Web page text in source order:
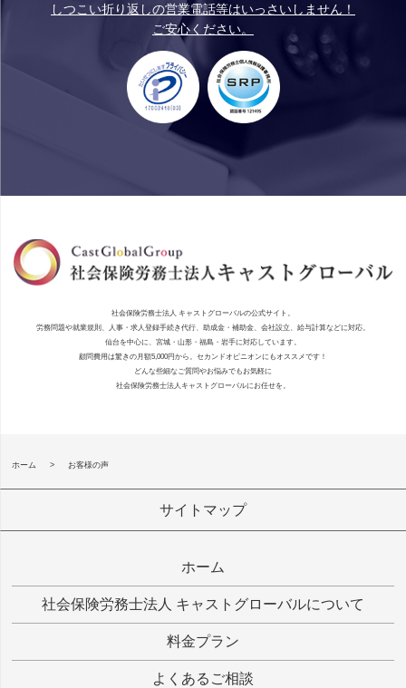
しつこい折り返しの営業電話等はいっさいしません！
ご安心ください。
社会保険労務士法人 キャストグローバルの公式サイト。
労務問題や就業規則、人事・求人登録手続き代行、助成金・補助金、会社設立、給与計算などに対応。
仙台 を中心に、宮城・山形・福島・岩手に対応しています。
顧問費用は驚きの月額5,000円から。セカンドオピニオンにもオススメです！
どんな些細なご質問やお悩みでもお気軽に
社会保険労務士法人 キャストグローバルにお任せを。
ホーム お客様の声
サイトマップ
ホーム
社会保険労務士法人 キャストグローバルについて
料金プラン
よくあるご相談